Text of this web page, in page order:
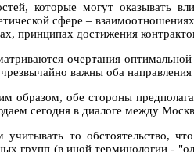
которые могут оказывать
сфере –
принципах достижения
очертания
важны оба направления
образом, обе стороны
сегодня в диалоге между
учитывать то обстоятельство,
групп (в иной терминологии -